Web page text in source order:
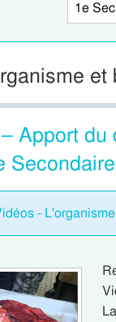
Apport
Secondaire
-